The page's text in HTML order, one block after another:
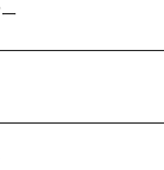
CO.
ルバッグ